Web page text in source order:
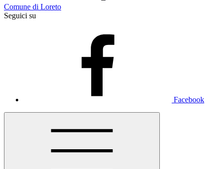
Comune di Loreto
Seguici su
Facebook